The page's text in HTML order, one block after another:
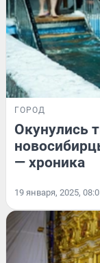
ГОРОД
Окунулись
— хроника
19 января, 2025,